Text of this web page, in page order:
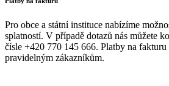
Pro obce a státní instituce nabízíme
splatností. V případě dotazů nás můžete
čísle +420 770 145 666. Platby na fakturu
pravidelným zákazníkům.